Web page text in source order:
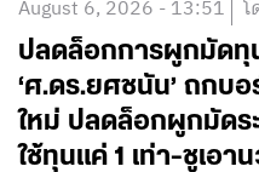
August 6, 2026 - 13:51
ปลดล็อกการผูกมัดทุ
‘ศ.ดร.ยศชนัน’ ถกบ
ใหม่ ปลดล็อกผูกมัดร
ใช้ทุนแค่ 1 เท่า-ชูเอ